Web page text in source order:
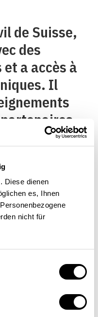
Diese dienen
es, Ihnen
nicht für
de Suisse,
des
a accès à
Il
et
afin
un motif
qui en
en tire parti.
de
les
les
le mode